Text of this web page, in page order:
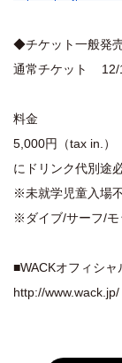
◆チケット一般発
通常チケット 12/
料金
5,000円（tax in.）
にドリンク代別途必
※未就学児童入場
※ダイブ/サーフ/モ
■WACKオフィシャ
http://www.wack.jp/